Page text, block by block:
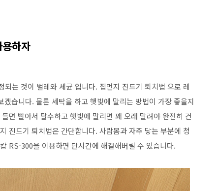
하자
는 것이 벌레와 세균 입니다. 집먼지 진드기 퇴치법 으로 레
습니다. 물론 세탁을 하고 햇빛에 말리는 방법이 가장 좋을지
면 빨아서 탈수하고 햇빛에 말리면 꽤 오래 말려야 완전히 건
진드기 퇴치법은 간단합니다. 사람몸과 자주 닿는 부분에 청
RS-300을 이용하면 단시간에 해결해버릴 수 있습니다.